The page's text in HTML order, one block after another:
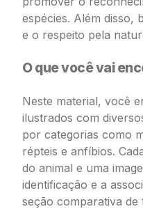
espécies. Além disso,
e o respeito pela
O que você vai
Neste material, você
ilustrados com
por categorias como
répteis e anfíbios.
do animal e uma
identificação e a
seção comparativa de